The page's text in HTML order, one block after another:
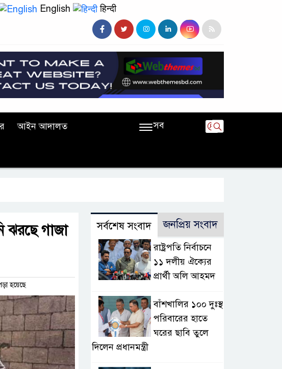
English हिन्दी
আইন আদালত সব
ঝরছে গাজা
হয়েছে
সর্বশেষ সংবাদ জনপ্রিয় সংবাদ
রাষ্ট্রপতি নির্বাচনে
১১ দলীয় ঐক্যের
প্রার্থী অলি আহমদ
বাঁশখালির ১০০ দুঃস্থ
পরিবারের হাতে
ঘরের ছাবি তুলে
দিলেন প্রধানমন্ত্রী